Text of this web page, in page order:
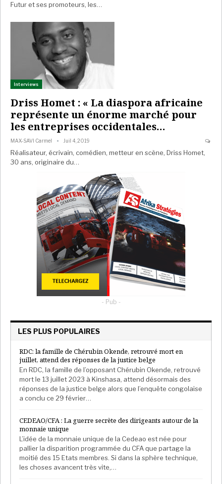
Futur et ses promoteurs, les…
Interviews
Driss Homet : « La diaspora africaine
représente un énorme marché pour
les entreprises occidentales…
MAX-SAVI Carmel Juil 4, 2019
Réalisateur, écrivain, comédien, metteur en scène, Driss Homet,
30 ans, originaire du…
- Pub -
LES PLUS POPULAIRES
RDC: la famille de Chérubin Okende, retrouvé mort en
juillet, attend des réponses de la justice belge
En RDC, la famille de l’opposant Chérubin Okende, retrouvé
mort le 13 juillet 2023 à Kinshasa, attend désormais des
réponses de la justice belge alors que l’enquête congolaise
a conclu ce 29 février…
CEDEAO/CFA : La guerre secrète des dirigeants autour de la
monnaie unique
L’idée de la monnaie unique de la Cedeao est née pour
pallier la disparition programmée du CFA que partage la
moitié des 15 Etats membres. Si dans la sphère technique,
les choses avancent très vite,…